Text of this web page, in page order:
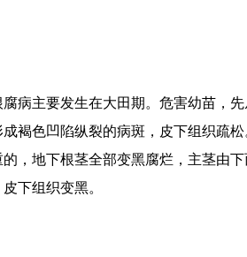
腐病主要发生在大田期。危害幼苗，
褐色凹陷纵裂的病斑，皮下组织疏
，地下根茎全部变黑腐烂，主茎由
下组织变黑。